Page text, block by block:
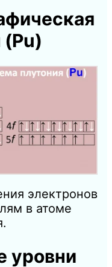
(Pu)
электронов
в атоме
уровни